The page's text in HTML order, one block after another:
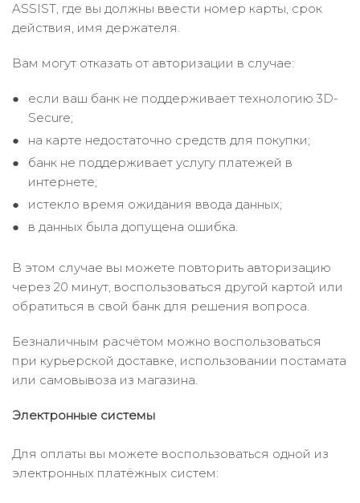
ASSIST, где вы должны ввести номер карты, срок
действия, имя держателя.
Вам могут отказать от авторизации в случае:
если ваш банк не поддерживает технологию 3D-
Secure;
на карте недостаточно средств для покупки;
банк не поддерживает услугу платежей в
интернете;
истекло время ожидания ввода данных;
в данных была допущена ошибка.
В этом случае вы можете повторить авторизацию
через 20 минут, воспользоваться другой картой или
обратиться в свой банк для решения вопроса.
Безналичным расчётом можно воспользоваться
при курьерской доставке, использовании постамата
или самовывоза из магазина.
Электронные системы
Для оплаты вы можете воспользоваться одной из
электронных платёжных систем: